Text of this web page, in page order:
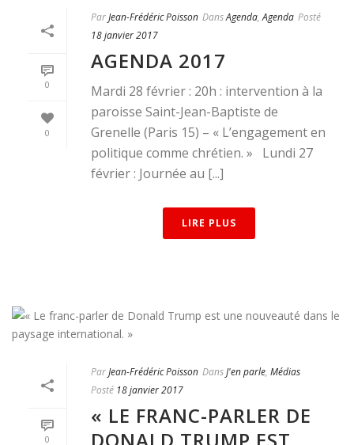
0
0
ParJean-Frédéric Poisson DansAgenda,Agenda Posté
18 janvier 2017
AGENDA 2017
Mardi 28 février : 20h : intervention à la
paroisse Saint-Jean-Baptiste de
Grenelle (Paris 15) – « L’engagement en
politique comme chrétien. » Lundi 27
février : Journée au [...]
LIRE PLUS
0
ParJean-Frédéric Poisson DansJ'en parle, Médias
Posté 18 janvier 2017
« LE FRANC-PARLER DE